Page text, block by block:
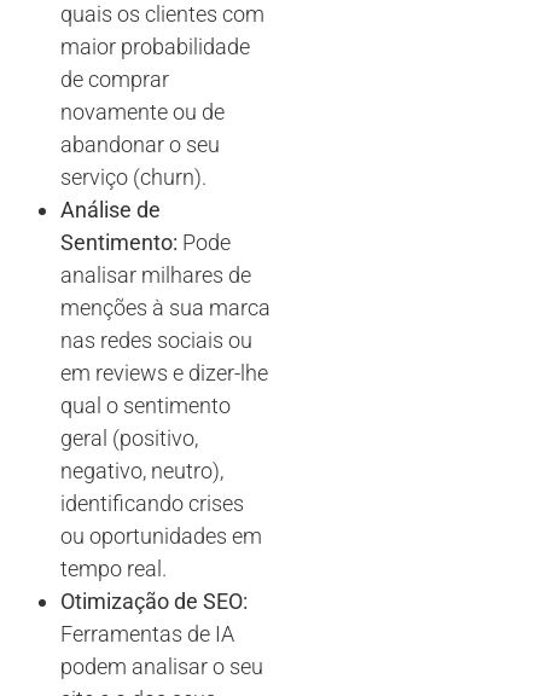
quais os clientes com
maior probabilidade
de comprar
novamente ou de
abandonar o seu
serviço (churn).
Análise de
Sentimento: Pode
analisar milhares de
menções à sua marca
nas redes sociais ou
em reviews e dizer-lhe
qual o sentimento
geral (positivo,
negativo, neutro),
identificando crises
ou oportunidades em
tempo real.
Otimização de SEO:
Ferramentas de IA
podem analisar o seu